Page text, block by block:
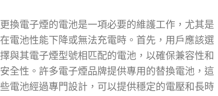
更換電子煙的電池是一項必要的維護工作，尤其是
在電池性能下降或無法充電時。首先，用戶應該選
擇與其電子煙型號相匹配的電池，以確保兼容性和
安全性。許多電子煙品牌提供專用的替換電池，這
些電池經過專門設計，可以提供穩定的電壓和長時